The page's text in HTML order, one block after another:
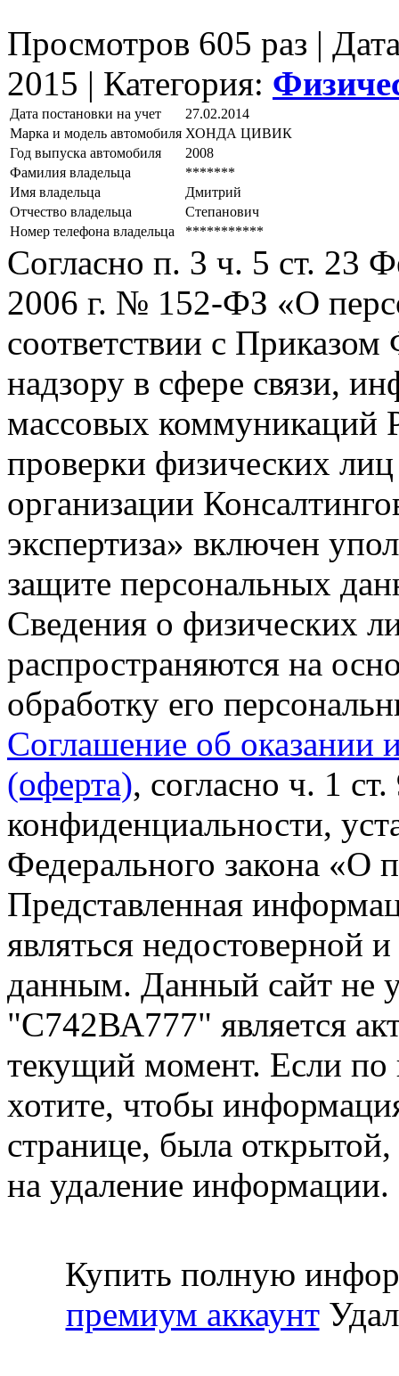
Просмотров 605 раз |
2015 | Категория:
Дата постановки на учет
27.02.2014
Марка и модель автомобиля ХОНДА ЦИВИК
Год выпуска автомобиля
2008
Фамилия владельца
*******
Имя владельца
Дмитрий
Отчество владельца
Степанович
Номер телефона владельца
***********
Согласно п. 3 ч. 5 ст. 23
2006 г. № 152-ФЗ «О
соответствии с
надзору в сфере связи,
массовых коммуникаций
проверки физических
организации
экспертиза» включен
защите персональных
Сведения о физических
распространяются на
обработку его
Соглашение об оказании
(оферта), согласно ч. 1
конфиденциальности,
Федерального закона «О
Представленная
являться недостоверной
данным. Данный сайт не
"С742ВА777" является
текущий момент. Если
хотите, чтобы
странице, была открытой,
на удаление информации.
Купить полную
премиум аккаунт